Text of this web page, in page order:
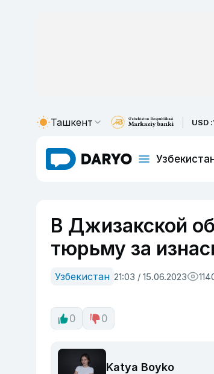
Ташкент USD :
В Джизакской
тюрьму за
Узбекистан 21:03 / 15.06.2023
0 0
Katya Boyko